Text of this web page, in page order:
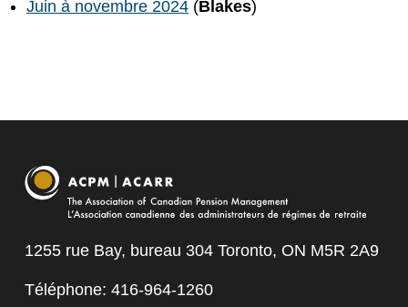
Juin à novembre 2024 (Blakes)
1255 rue Bay, bureau 304 Toronto, ON M5R 2A9
Téléphone: 416-964-1260